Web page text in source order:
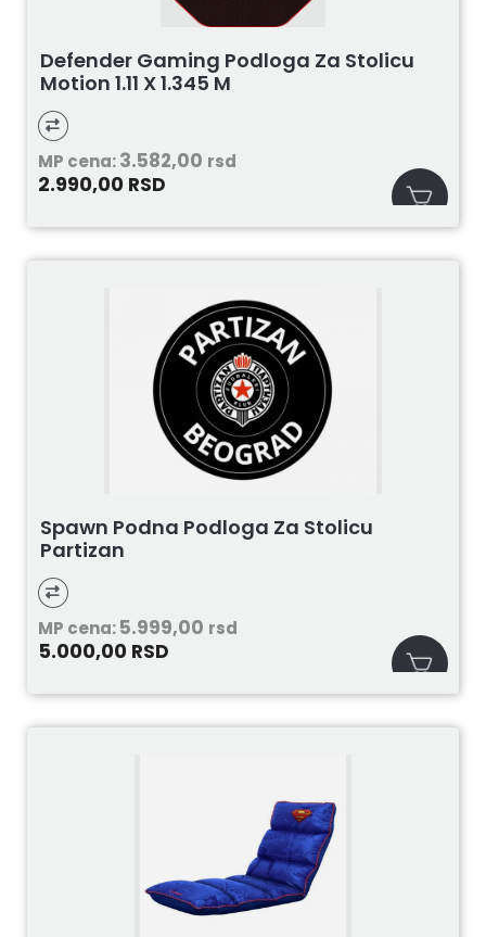
Defender Gaming Podloga Za Stolicu
Motion 1.11 X 1.345 M
MP cena:3.582,00 rsd
2.990,00 RSD
Spawn Podna Podloga Za Stolicu
Partizan
MP cena:5.999,00 rsd
5.000,00 RSD